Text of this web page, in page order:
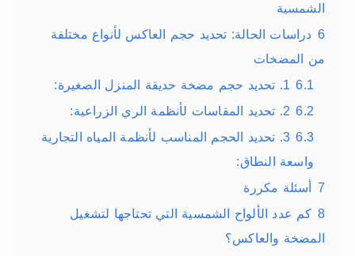
الشمسية
6 دراسات الحالة: تحديد حجم العاكس لأنواع مختلفة
من المضخات
6.1 1. تحديد حجم مضخة حديقة المنزل الصغيرة:
6.2 2. تحديد المقاسات لأنظمة الري الزراعية:
6.3
3. تحديد الحجم المناسب لأنظمة المياه التجارية
واسعة النطاق:
7 أسئلة مكررة
8 كم عدد الألواح الشمسية التي تحتاجها لتشغيل
المضخة والعاكس؟